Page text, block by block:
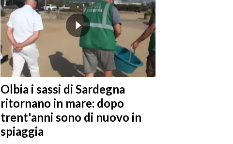
Olbia i sassi di Sardegna
ritornano in mare: dopo
trent'anni sono di nuovo in
spiaggia